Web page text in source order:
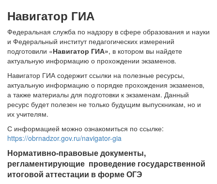
o
Навигатор ГИА
Федеральная служба по надзору в сфере образования и науки
и Федеральный институт педагогических измерений
подготовили «Навигатор ГИА», в котором вы найдете
актуальную информацию о прохождении экзаменов.
Навигатор ГИА содержит ссылки на полезные ресурсы,
актуальную информацию о порядке прохождения экзаменов,
а также материалы для подготовки к экзаменам. Данный
ресурс будет полезен не только будущим выпускникам, но и
их учителям.
С информацией можно ознакомиться по ссылке:
https://obrnadzor.gov.ru/navigator-gia
Нормативно-правовые документы,
регламентирующие проведение государственной
итоговой аттестации в форме ОГЭ